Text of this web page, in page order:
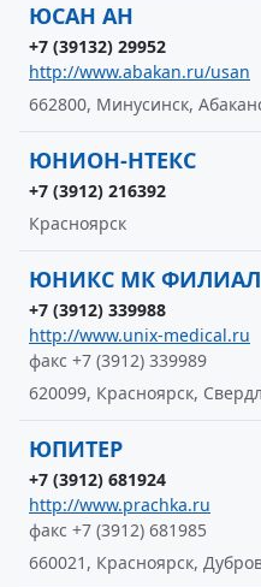
ЮСАН АН
+7 (39132) 29952
http://www.abakan.ru/usan
662800, Минусинск,
ЮНИОН-НТЕКС
+7 (3912) 216392
Красноярск
ЮНИКС МК ФИЛИАЛ
+7 (3912) 339988
http://www.unix-medical.ru
факс +7 (3912) 339989
620099, Красноярск,
ЮПИТЕР
+7 (3912) 681924
http://www.prachka.ru
факс +7 (3912) 681985
660021, Красноярск,